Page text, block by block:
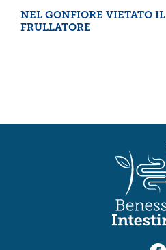
NEL GONFIORE VIETATO IL
FRULLATORE